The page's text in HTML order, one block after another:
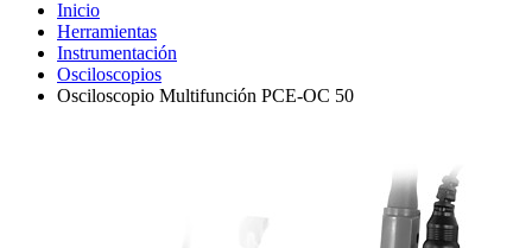
Inicio
Herramientas
Instrumentación
Osciloscopios
Osciloscopio Multifunción PCE-OC 50